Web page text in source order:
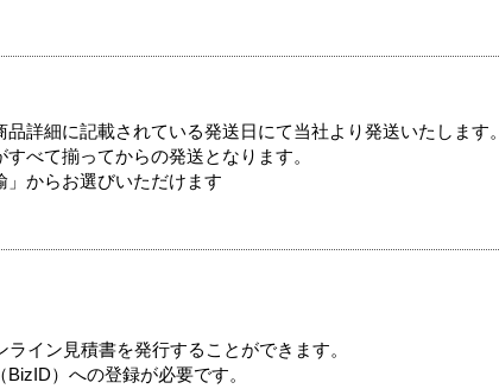
詳細に記載されている発送日にて当社より発送いたします。
べて揃ってからの発送となります。
からお選びいただけます
イン見積書を発行することができます。
）への登録が必要です。